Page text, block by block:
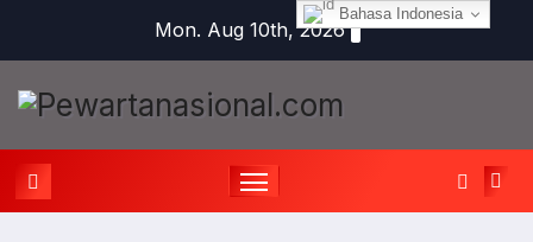
Mon. Aug 10th, 2026
Bahasa Indonesia